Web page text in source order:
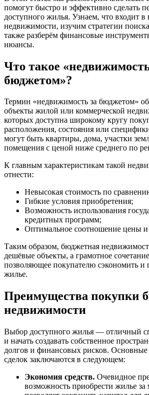
помогут быстро и эффективно сделать
доступного жилья. Узнаем, что входит
недвижимости, изучим стратегии
также разберём финансовые
нюансы.
Что такое
бюджетом»?
Термин «недвижимость за бюджетом»
объекты жилой или коммерческой
которых доступна широкому кругу
расположения, состояния или
могут быть квартиры, дома, участки
помещения с ценой ниже среднего по
К главным характеристикам такой
отнести:
Невысокая стоимость по
Гибкие условия приобретения;
Возможность использования
кредитных программ;
Оптимальное соотношение цены и
Таким образом, бюджетная
дешёвые объекты, а грамотное
позволяющее покупателю сэкономить и
жилье.
Преимущества покупки
недвижимости
Выбор доступного жилья — отличный
и начать создавать собственное
долгов и финансовых рисков. Основные
сделок заключаются в следующем:
Экономия средств. Очевидное
возможность приобрести жилье